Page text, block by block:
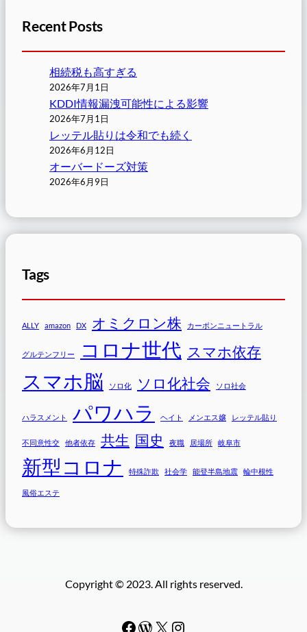
Recent Posts
相続税も高すぎる
2026年7月1日
KDDI情報漏洩可能性による影響
2026年7月1日
レッテル貼りは令和でも続く
2026年6月12日
オーバードーズ対策
2026年6月9日
Tags
ALLY amazon DX オミクロン株 カーボンニュートラル
グルテンフリー コロナ世代 スマホ依存
スマホ脳 ソロ化 ソロ化社会 ソロ社会
ハラスメント パワハラ ヘイト メンエス嬢 レッテル貼り
不同意性交 他者依存 共生 国史 夜職 居場所 岐阜市
新型コロナ 特殊詐欺 社会学 能登半島地震 輪中根性
風俗エステ
Copyright © 2023. All rights reserved.
Facebook WordPress # Instagram